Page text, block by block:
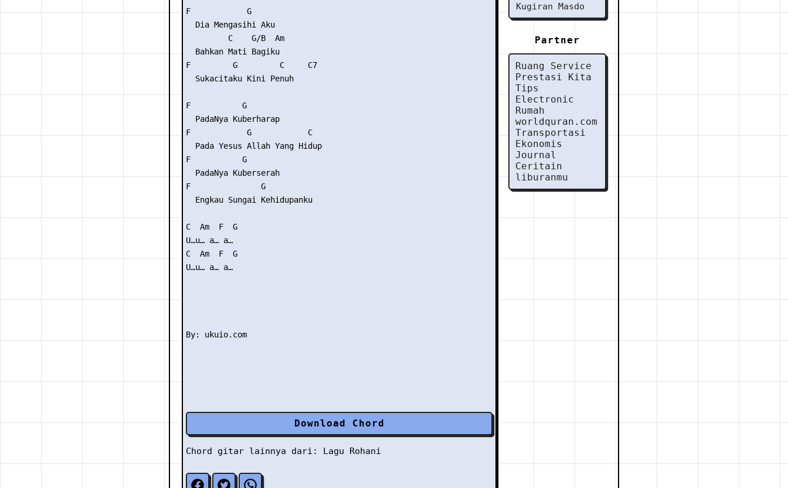
F            G
  Dia Mengasihi Aku
         C    G/B  Am
  Bahkan Mati Bagiku
F         G         C     C7
  Sukacitaku Kini Penuh
F           G
  PadaNya Kuberharap
F            G            C
  Pada Yesus Allah Yang Hidup
F           G
  PadaNya Kuberserah
F               G
  Engkau Sungai Kehidupanku
C  Am  F  G
U…u… a… a…
C  Am  F  G
U…u… a… a…
Download Chord
Chord gitar lainnya dari: Lagu Rohani
Kugiran Masdo
Partner
Ruang Service
Prestasi Kita
Tips
Electronic
Rumah
worldquran.com
Transportasi
Ekonomis
Journal
Ceritain
liburanmu